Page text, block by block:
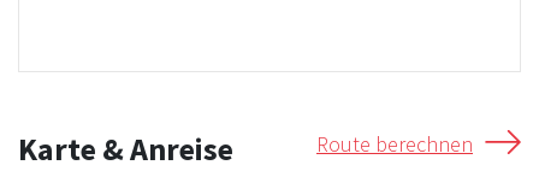
Karte & Anreise Route berechnen